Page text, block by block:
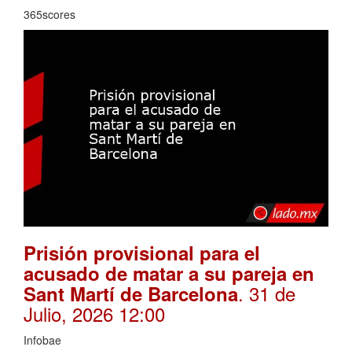
365scores
Prisión provisional para el
acusado de matar a su pareja en
Sant Martí de Barcelona. 31 de
Julio, 2026 12:00
Infobae